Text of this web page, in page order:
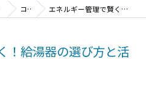
コラム エネルギー管理で賢く！給湯器の選び方と活用のコツ
！給湯器の選び方と活